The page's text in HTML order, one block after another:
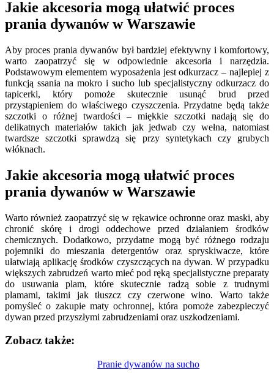
Jakie akcesoria mogą ułatwić proces
prania dywanów w Warszawie
Aby proces prania dywanów był bardziej efektywny i komfortowy,
warto zaopatrzyć się w odpowiednie akcesoria i narzędzia.
Podstawowym elementem wyposażenia jest odkurzacz – najlepiej z
funkcją ssania na mokro i sucho lub specjalistyczny odkurzacz do
tapicerki, który pomoże skutecznie usunąć brud przed
przystąpieniem do właściwego czyszczenia. Przydatne będą także
szczotki o różnej twardości – miękkie szczotki nadają się do
delikatnych materiałów takich jak jedwab czy wełna, natomiast
twardsze szczotki sprawdzą się przy syntetykach czy grubych
włóknach.
Jakie akcesoria mogą ułatwić proces
prania dywanów w Warszawie
Warto również zaopatrzyć się w rękawice ochronne oraz maski, aby
chronić skórę i drogi oddechowe przed działaniem środków
chemicznych. Dodatkowo, przydatne mogą być różnego rodzaju
pojemniki do mieszania detergentów oraz spryskiwacze, które
ułatwiają aplikację środków czyszczących na dywan. W przypadku
większych zabrudzeń warto mieć pod ręką specjalistyczne preparaty
do usuwania plam, które skutecznie radzą sobie z trudnymi
plamami, takimi jak tłuszcz czy czerwone wino. Warto także
pomyśleć o zakupie maty ochronnej, która pomoże zabezpieczyć
dywan przed przyszłymi zabrudzeniami oraz uszkodzeniami.
Zobacz także:
Pranie dywanów na sucho